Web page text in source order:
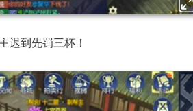
迟到先罚三杯！